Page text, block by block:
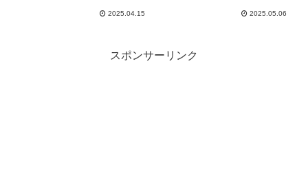
2025.04.15 2025.05.06
スポンサーリンク